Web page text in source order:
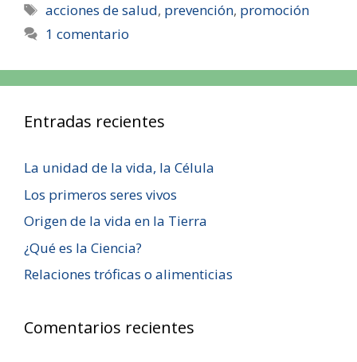
acciones de salud, prevención, promoción
1 comentario
Entradas recientes
La unidad de la vida, la Célula
Los primeros seres vivos
Origen de la vida en la Tierra
¿Qué es la Ciencia?
Relaciones tróficas o alimenticias
Comentarios recientes